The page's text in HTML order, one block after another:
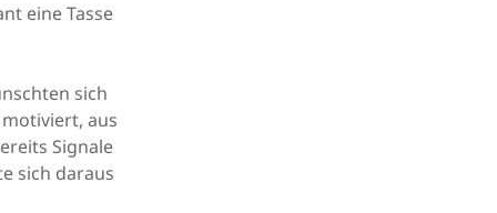
eine Tasse
sich
aus
Signale
sich daraus